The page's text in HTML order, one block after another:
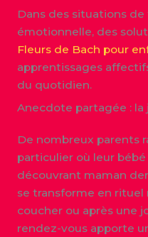
Dans des situations
émotionnelle, des
Fleurs de Bach pour
apprentissages
du quotidien.
Anecdote partagée :
De nombreux parents
particulier où leur
découvrant maman
se transforme en rituel
coucher ou après une
rendez-vous apporte